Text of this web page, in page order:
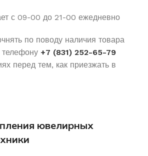
с 09-00 до 21-00 ежедневно
по поводу наличия товара
+7 (831) 252-65-79
перед тем, как приезжать в
ювелирных